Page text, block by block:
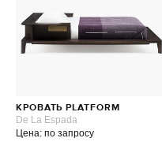
КРОВАТЬ PLATFORM
De La Espada
Цена: по запросу